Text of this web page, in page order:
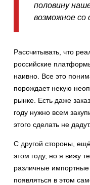
половину
возможное со
Рассчитывать, что
российские
наивно. Все это
порождает некую
рынке. Есть даже
году нужно всем
этого сделать не дадут.
С другой стороны,
этом году, но я вижу
различные
появляться в этом